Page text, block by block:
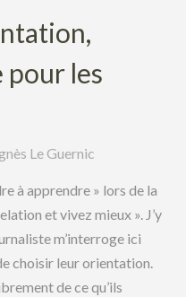
pour les
Le Guernic
à apprendre » lors de la
et vivez mieux ». J’y
m’interroge ici
choisir leur orientation.
de ce qu’ils